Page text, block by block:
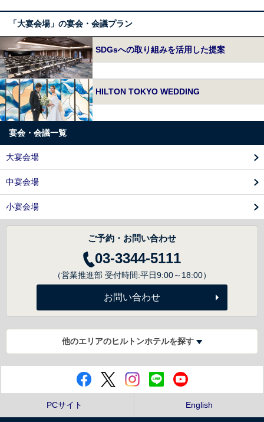
「大宴会場」の宴会・会議プラン
SDGsへの取り組みを活用した提案
HILTON TOKYO WEDDING
宴会・会議一覧
大宴会場
中宴会場
小宴会場
ご予約・お問い合わせ
03-3344-5111
（営業推進部 受付時間:平日9:00～18:00）
お問い合わせ
他のエリアのヒルトンホテルを探す
PCサイト English